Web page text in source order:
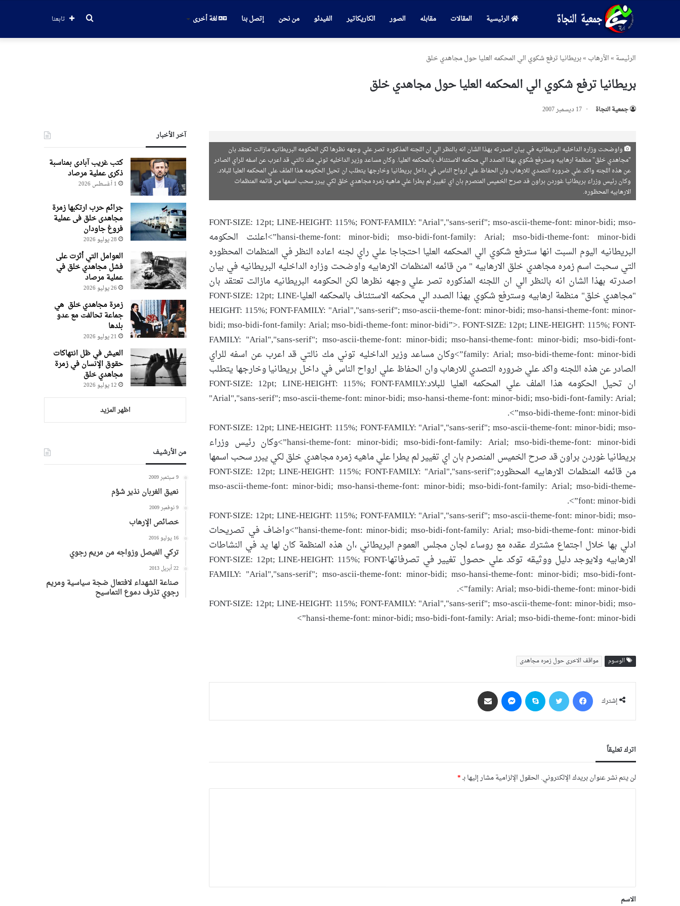
الرئيسية المقالات مقابله الصور الكاريكاتير الفيدئو من نحن إتصل بنا لغة أخرى تابعنا بحث
الرئیسة »الأرهاب »بريطانيا ترفع شكوي الي المحكمه العليا حول مجاهدي خلق
بريطانيا ترفع شكوي الي المحكمه العليا حول مجاهدي خلق
جمعیة النجاة 17 ديسمبر 2007
واوضحت وزاره الداخليه البريطانيه في بيان اصدرته بهذا الشان انه بالنظر الي ان اللجنه المذكوره تصر علي وجهه نظرها لكن الحكومه البريطانيه مازالت تعتقد بان
"مجاهدي خلق" منظمة ارهابيه وسترفع شكوي بهذا الصدد الي محكمه الاستئناف بالمحكمه العليا. وكان مساعد وزير الداخليه توني مك نالتي قد اعرب عن اسفه للراي الصادر
عن هذه اللجنه واكد علي ضروره التصدي للارهاب وان الحفاظ علي ارواح الناس في داخل بريطانيا وخارجها يتطلب ان تحيل الحكومه هذا الملف علي المحكمه العليا للبلاد.
وكان رئيس وزراء بريطانيا غوردن براون قد صرح الخميس المنصرم بان اي تغيير لم يطرا علي ماهيه زمره مجاهدي خلق لكي يبرر سحب اسمها من قائمه المنظمات
الارهابيه المحظوره.
FONT-SIZE: 12pt; LINE-HEIGHT: 115%; FONT-FAMILY: "Arial","sans-serif"; mso-ascii-theme-font: minor-bidi; mso-
hansi-theme-font: minor-bidi; mso-bidi-font-family: Arial; mso-bidi-theme-font: minor-bidi”>اعلنت الحكومه
البريطانيه اليوم السبت انها سترفع شكوي الي المحكمه العليا احتجاجا علي راي لجنه اعاده النظر في المنظمات المحظوره
التي سحبت اسم زمره مجاهدي خلق الارهابيه " من قائمه المنظمات الارهابيه واوضحت وزاره الداخليه البريطانيه في بيان
اصدرته بهذا الشان انه بالنظر الي ان اللجنه المذكوره تصر علي وجهه نظرها لكن الحكومه البريطانيه مازالت تعتقد بان
"مجاهدي خلق" منظمة ارهابيه وسترفع شكوي بهذا الصدد الي محكمه الاستئناف بالمحكمه العلياFONT-SIZE: 12pt; LINE-
HEIGHT: 115%; FONT-FAMILY: "Arial","sans-serif"; mso-ascii-theme-font: minor-bidi; mso-hansi-theme-font: minor-
bidi; mso-bidi-font-family: Arial; mso-bidi-theme-font: minor-bidi”>. FONT-SIZE: 12pt; LINE-HEIGHT: 115%; FONT-
FAMILY: "Arial","sans-serif"; mso-ascii-theme-font: minor-bidi; mso-hansi-theme-font: minor-bidi; mso-bidi-font-
family: Arial; mso-bidi-theme-font: minor-bidi”>وكان مساعد وزير الداخليه توني مك نالتي قد اعرب عن اسفه للراي
الصادر عن هذه اللجنه واكد علي ضروره التصدي للارهاب وان الحفاظ علي ارواح الناس في داخل بريطانيا وخارجها يتطلب
ان تحيل الحكومه هذا الملف علي المحكمه العليا للبلادFONT-SIZE: 12pt; LINE-HEIGHT: 115%; FONT-FAMILY:
"Arial","sans-serif"; mso-ascii-theme-font: minor-bidi; mso-hansi-theme-font: minor-bidi; mso-bidi-font-family: Arial;
mso-bidi-theme-font: minor-bidi”>.
FONT-SIZE: 12pt; LINE-HEIGHT: 115%; FONT-FAMILY: "Arial","sans-serif"; mso-ascii-theme-font: minor-bidi; mso-
hansi-theme-font: minor-bidi; mso-bidi-font-family: Arial; mso-bidi-theme-font: minor-bidi”>وكان رئيس وزراء
بريطانيا غوردن براون قد صرح الخميس المنصرم بان اي تغيير لم يطرا علي ماهيه زمره مجاهدي خلق لكي يبرر سحب اسمها
من قائمه المنظمات الارهابيه المحظورهFONT-SIZE: 12pt; LINE-HEIGHT: 115%; FONT-FAMILY: "Arial","sans-serif";
mso-ascii-theme-font: minor-bidi; mso-hansi-theme-font: minor-bidi; mso-bidi-font-family: Arial; mso-bidi-theme-
font: minor-bidi”>.
FONT-SIZE: 12pt; LINE-HEIGHT: 115%; FONT-FAMILY: "Arial","sans-serif"; mso-ascii-theme-font: minor-bidi; mso-
hansi-theme-font: minor-bidi; mso-bidi-font-family: Arial; mso-bidi-theme-font: minor-bidi”>واضاف في تصريحات
ادلي بها خلال اجتماع مشترك عقده مع روساء لجان مجلس العموم البريطاني ،ان هذه المنظمة كان لها يد في النشاطات
الارهابيه ولايوجد دليل ووثيقه توكد علي حصول تغيير في تصرفاتهاFONT-SIZE: 12pt; LINE-HEIGHT: 115%; FONT-
FAMILY: "Arial","sans-serif"; mso-ascii-theme-font: minor-bidi; mso-hansi-theme-font: minor-bidi; mso-bidi-font-
family: Arial; mso-bidi-theme-font: minor-bidi”>.
FONT-SIZE: 12pt; LINE-HEIGHT: 115%; FONT-FAMILY: "Arial","sans-serif"; mso-ascii-theme-font: minor-bidi; mso-
hansi-theme-font: minor-bidi; mso-bidi-font-family: Arial; mso-bidi-theme-font: minor-bidi”>
الوسوم مواقف الاخری حول زمره مجاهدی
إشترك
فيسبوك سكايب ماسنجر
اترك تعليقاً
لن يتم نشر عنوان بريدك الإلكتروني. الحقول الإلزامية مشار إليها بـ*
الاسم
آخر الأخبار
کتب غریب آبادی بمناسبة
ذکری عملیة مرصاد
1 أغسطس 2026
جرائم حرب ارتکبها زمرة
مجاهدی خلق فی عملیة
فروغ جاودان
28 يوليو 2026
العوامل التي أثرت على
فشل مجاهدي خلق في
عملية مرصاد
26 يوليو 2026
زمرة مجاهدي خلق هي
جماعة تحالفت مع عدو
بلدها
21 يوليو 2026
العيش في ظل انتهاكات
حقوق الإنسان في زمرة
مجاهدي خلق
12 يوليو 2026
اظهر المزيد
من الأرشيف
9 سبتمبر 2009
نعيق الغربان نذير شؤم
9 نوفمبر 2009
خصائص الإرهاب
16 يوليو 2016
تركي الفيصل وزواجه من مريم رجوي
22 أبريل 2013
صناعة الشهداء لافتعال ضجة سياسية ومريم
رجوي تذرف دموع التماسيح